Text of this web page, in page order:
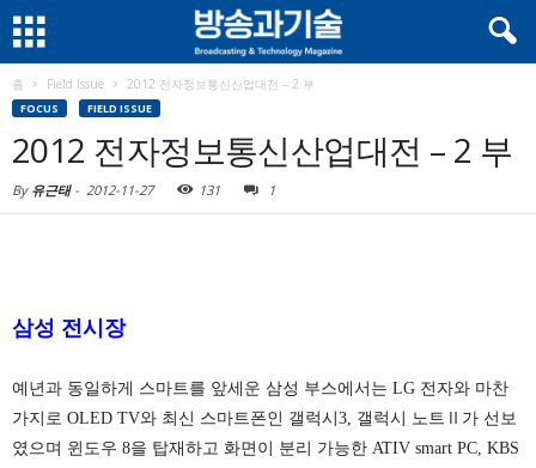
홈 Field Issue 2012 전자정보통신산업대전 – 2 부
FOCUS FIELD ISSUE
2012 전자정보통신산업대전 – 2 부
By 유근태- 2012-11-27 131 1
삼성 전시장
예년과 동일하게 스마트를 앞세운 삼성 부스에서는 LG 전자와 마찬
가지로 OLED TV와 최신 스마트폰인 갤럭시3, 갤럭시 노트Ⅱ가 선보
였으며 윈도우 8을 탑재하고 화면이 분리 가능한 ATIV smart PC, KBS